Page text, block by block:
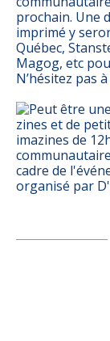
prochain. Une
imprimé y
Québec,
Magog, etc
N’hésitez pas